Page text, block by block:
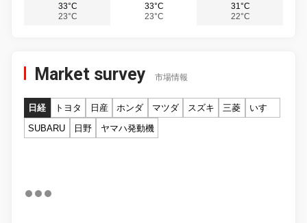
33°C
23°C
33°C
23°C
31°C
22°C
Market survey 市場情報
日経 トヨタ 日産 ホンダ マツダ スズキ 三菱
いすゞ
SUBARU
日野 ヤマハ発動機